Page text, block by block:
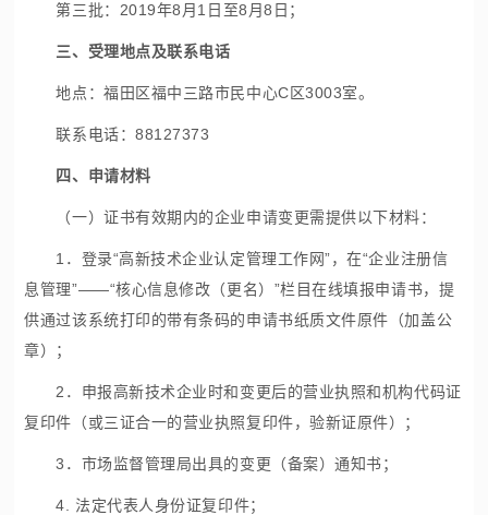
第三批：2019年8月1日至8月8日；
三、受理地点及联系电话
地点：福田区福中三路市民中心C区3003室。
联系电话：88127373
四、申请材料
（一）证书有效期内的企业申请变更需提供以下材料：
1．登录“高新技术企业认定管理工作网”，在“企业注册信
息管理”——“核心信息修改（更名）”栏目在线填报申请书，提
供通过该系统打印的带有条码的申请书纸质文件原件（加盖公
章）；
2．申报高新技术企业时和变更后的营业执照和机构代码证
复印件（或三证合一的营业执照复印件，验新证原件）；
3．市场监督管理局出具的变更（备案）通知书；
4. 法定代表人身份证复印件；